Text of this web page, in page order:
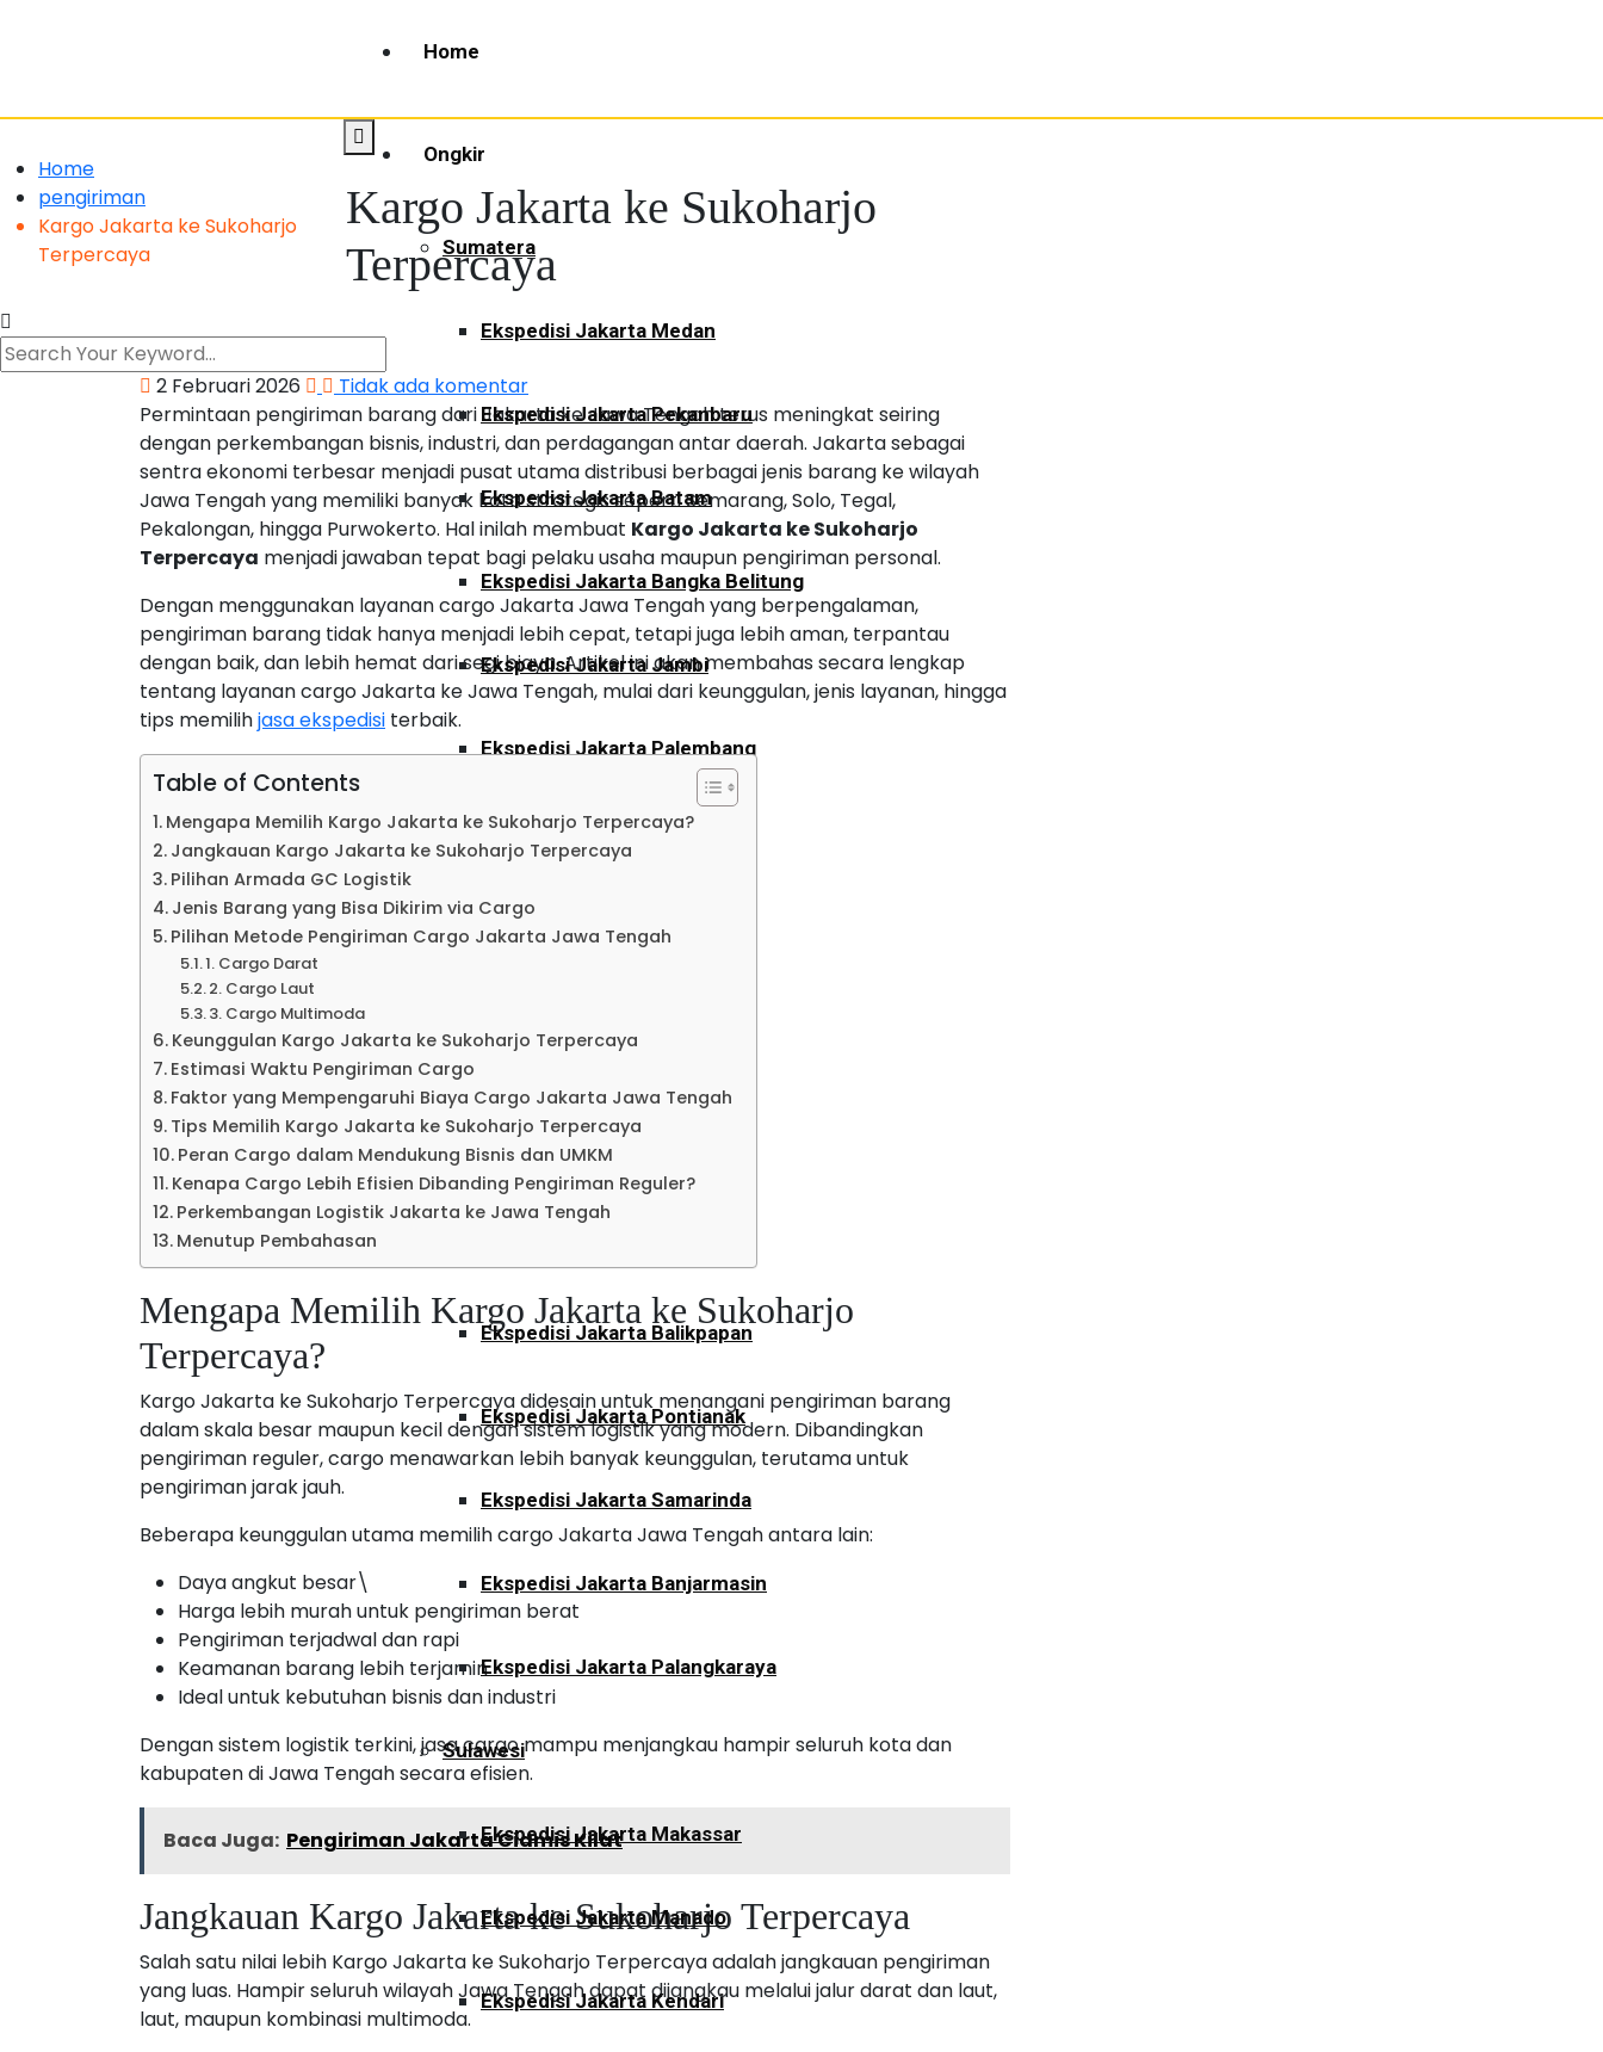
Home
Ongkir
Sumatera
Ekspedisi Jakarta Medan
Ekspedisi Jakarta Pekanbaru
Ekspedisi Jakarta Batam
Ekspedisi Jakarta Bangka Belitung
Ekspedisi Jakarta Jambi
Ekspedisi Jakarta Palembang
Ekspedisi Jakarta Bengkulu
Ekspedisi Jakarta Aceh
Kalimantan
Ekspedisi Jakarta Balikpapan
Ekspedisi Jakarta Pontianak
Ekspedisi Jakarta Samarinda
Ekspedisi Jakarta Banjarmasin
Ekspedisi Jakarta Palangkaraya
Sulawesi
Ekspedisi Jakarta Makassar
Ekspedisi Jakarta Manado
Ekspedisi Jakarta Kendari
Home
pengiriman
Kargo Jakarta ke Sukoharjo
Terpercaya
Kargo Jakarta ke Sukoharjo
Terpercaya
2 Februari 2026
Tidak ada komentar
Permintaan pengiriman barang dari Jakarta ke Jawa Tengah terus meningkat seiring
dengan perkembangan bisnis, industri, dan perdagangan antar daerah. Jakarta sebagai
sentra ekonomi terbesar menjadi pusat utama distribusi berbagai jenis barang ke wilayah
Jawa Tengah yang memiliki banyak kota strategis seperti Semarang, Solo, Tegal,
Pekalongan, hingga Purwokerto. Hal inilah membuat Kargo Jakarta ke Sukoharjo
Terpercaya menjadi jawaban tepat bagi pelaku usaha maupun pengiriman personal.
Dengan menggunakan layanan cargo Jakarta Jawa Tengah yang berpengalaman,
pengiriman barang tidak hanya menjadi lebih cepat, tetapi juga lebih aman, terpantau
dengan baik, dan lebih hemat dari segi biaya. Artikel ini akan membahas secara lengkap
tentang layanan cargo Jakarta ke Jawa Tengah, mulai dari keunggulan, jenis layanan, hingga
tips memilihjasa ekspedisi terbaik.
Table of Contents
Mengapa Memilih Kargo Jakarta ke Sukoharjo Terpercaya?
Jangkauan Kargo Jakarta ke Sukoharjo Terpercaya
Pilihan Armada GC Logistik
Jenis Barang yang Bisa Dikirim via Cargo
Pilihan Metode Pengiriman Cargo Jakarta Jawa Tengah
1. Cargo Darat
2. Cargo Laut
3. Cargo Multimoda
Keunggulan Kargo Jakarta ke Sukoharjo Terpercaya
Estimasi Waktu Pengiriman Cargo
Faktor yang Mempengaruhi Biaya Cargo Jakarta Jawa Tengah
Tips Memilih Kargo Jakarta ke Sukoharjo Terpercaya
Peran Cargo dalam Mendukung Bisnis dan UMKM
Kenapa Cargo Lebih Efisien Dibanding Pengiriman Reguler?
Perkembangan Logistik Jakarta ke Jawa Tengah
Menutup Pembahasan
Mengapa Memilih Kargo Jakarta ke Sukoharjo
Terpercaya?
Kargo Jakarta ke Sukoharjo Terpercaya didesain untuk menangani pengiriman barang
dalam skala besar maupun kecil dengan sistem logistik yang modern. Dibandingkan
pengiriman reguler, cargo menawarkan lebih banyak keunggulan, terutama untuk
pengiriman jarak jauh.
Beberapa keunggulan utama memilih cargo Jakarta Jawa Tengah antara lain:
Daya angkut besar\
Harga lebih murah untuk pengiriman berat
Pengiriman terjadwal dan rapi
Keamanan barang lebih terjamin
Ideal untuk kebutuhan bisnis dan industri
Dengan sistem logistik terkini, jasa cargo mampu menjangkau hampir seluruh kota dan
kabupaten di Jawa Tengah secara efisien.
Baca Juga: Pengiriman Jakarta Ciamis Kilat
Jangkauan Kargo Jakarta ke Sukoharjo Terpercaya
Salah satu nilai lebih Kargo Jakarta ke Sukoharjo Terpercaya adalah jangkauan pengiriman
yang luas. Hampir seluruh wilayah Jawa Tengah dapat dijangkau melalui jalur darat dan laut,
laut, maupun kombinasi multimoda.